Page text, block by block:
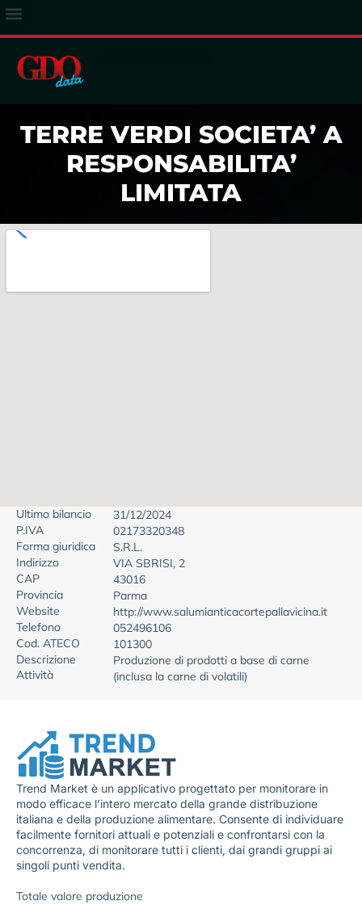
TERRE VERDI SOCIETA’ A
RESPONSABILITA’
LIMITATA
Ultimo bilancio
31/12/2024
P.IVA
02173320348
Forma giuridica
S.R.L.
Indirizzo
VIA SBRISI, 2
CAP
43016
Provincia
Parma
Website
http://www.salumianticacortepallavicina.it
Telefono
052496106
Cod. ATECO
101300
Descrizione
Attività
Produzione di prodotti a base di carne
(inclusa la carne di volatili)
Trend Market è un applicativo progettato per monitorare in
modo efficace l’intero mercato della grande distribuzione
italiana e della produzione alimentare. Consente di individuare
facilmente fornitori attuali e potenziali e confrontarsi con la
concorrenza, di monitorare tutti i clienti, dai grandi gruppi ai
singoli punti vendita.
Totale valore produzione